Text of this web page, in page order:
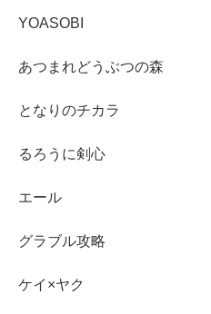
YOASOBI
あつまれどうぶつの森
となりのチカラ
るろうに剣心
エール
グラブル攻略
ケイ×ヤク